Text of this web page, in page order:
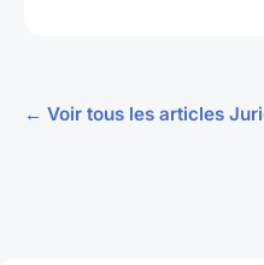
← Voir tous les articles